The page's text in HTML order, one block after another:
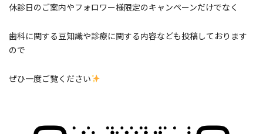
休診日のご案内やフォロワー様限定のキャンペーンだけでなく
歯科に関する豆知識や診療に関する内容なども投稿しております
ので
ぜひ一度ご覧ください